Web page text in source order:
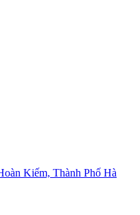
Kiếm, Thành Phố Hà